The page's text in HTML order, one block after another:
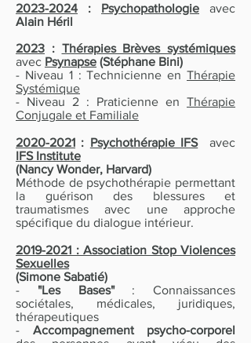
2023-2024 : Psychopathologie avec
Alain Héril
2023 : Thérapies Brèves systémiques
avec Psynapse (Stéphane Bini)
- Niveau 1 : Technicienne en Thérapie
Systémique
- Niveau 2 : Praticienne en Thérapie
Conjugale et Familiale
2020-2021 : Psychothérapie IFS
avec
IFS Institute
(Nancy Wonder, Harvard)
Méthode de psychothérapie permettant
la guérison des blessures et
traumatismes avec une approche
spécifique du dialogue intérieur.
2019-2021 : Association Stop Violences
Sexuelles
(Simone Sabatié)
- "Les Bases" : Connaissances
sociétales, médicales, juridiques,
thérapeutiques
- Accompagnement psycho-corporel